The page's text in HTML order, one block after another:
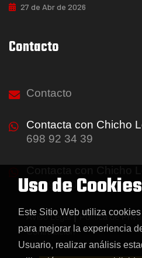
27 de Abr de 2026
Contacto
Contacto
Contacta con Chicho
698 92 34 39
688 999 019
Aviso Legal | Política de
Contratación
Uso de Cookies
Este Sitio Web utiliza
para mejorar la experiencia
Usuario, realizar análisis